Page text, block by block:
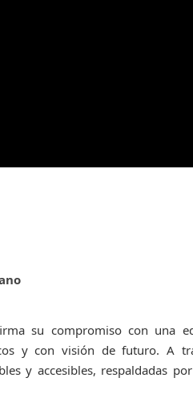
su compromiso con una
y con visión de futuro. A
y accesibles, respaldadas